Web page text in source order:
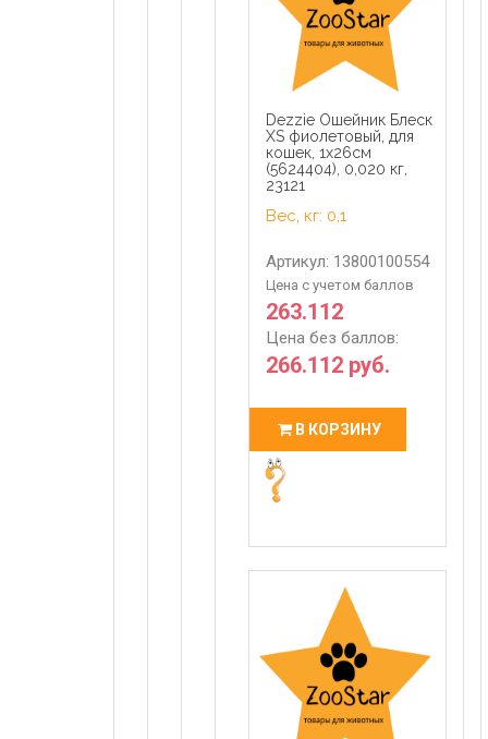
Dezzie Ошейник Блеск
XS фиолетовый, для
кошек, 1x26см
(5624404), 0,020 кг,
23121
Вес, кг: 0,1
Артикул: 13800100554
Цена с учетом баллов
263.112
Цена без баллов:
266.112 руб.
В КОРЗИНУ